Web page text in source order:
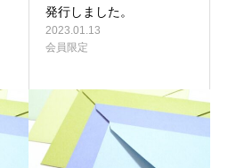
発行しました。
2023.01.13
会員限定